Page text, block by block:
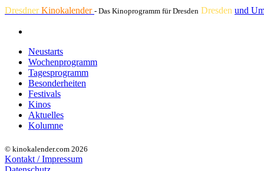
DresdnerKinokalender - Das Kinoprogramm für Dresden Dresden und
Neustarts
Wochenprogramm
Tagesprogramm
Besonderheiten
Festivals
Kinos
Aktuelles
Kolumne
© kinokalender.com 2026
Kontakt / Impressum